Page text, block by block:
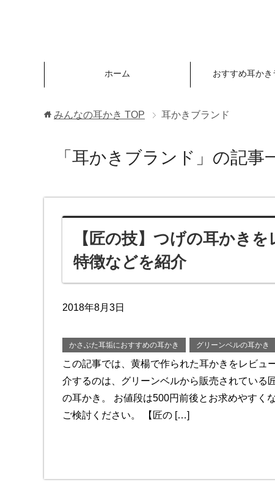
ホーム おすすめ耳か
みんなの耳かき TOP 耳かきブランド
「耳かきブランド」の記事
【匠の技】つげの耳かき
特徴などを紹介
2018年8月3日
かさぶた耳垢におすすめの耳かき グリーンベルの耳かき
この記事では、黄楊で作られた耳かきをレビュ
介するのは、グリーンベルから販売されている
の耳かき。 お値段は500円前後とお求めやすく
ご検討ください。 【匠の […]